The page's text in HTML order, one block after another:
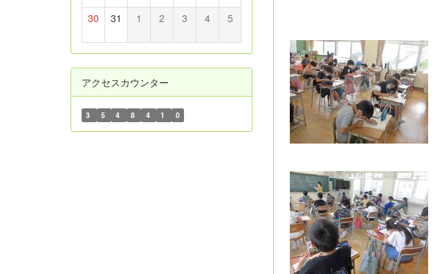
30 31 1 2 3 4 5
アクセスカウンター
3 5 4 8 4 1 0